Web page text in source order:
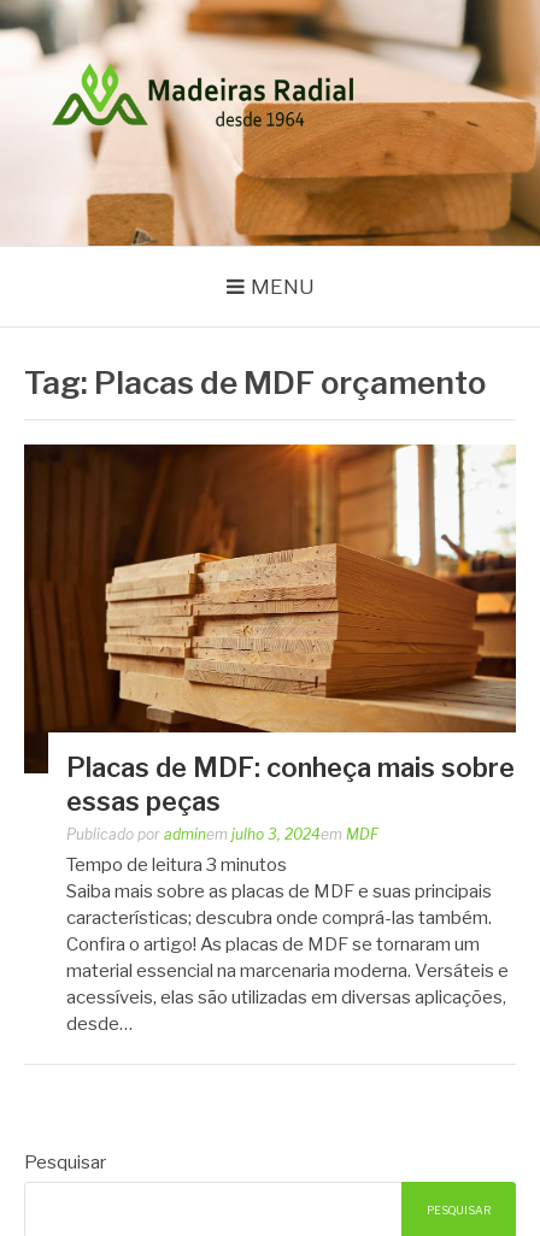
Pular
para
conteúdo
MADEIRAS RADIAL
MENU
Tag: Placas de MDF orçamento
Placas de MDF: conheça mais sobre
essas peças
Publicado por adminem julho 3, 2024em MDF
Tempo de leitura 3 minutos
Saiba mais sobre as placas de MDF e suas principais
características; descubra onde comprá-las também.
Confira o artigo! As placas de MDF se tornaram um
material essencial na marcenaria moderna. Versáteis e
acessíveis, elas são utilizadas em diversas aplicações,
desde…
Pesquisar
PESQUISAR